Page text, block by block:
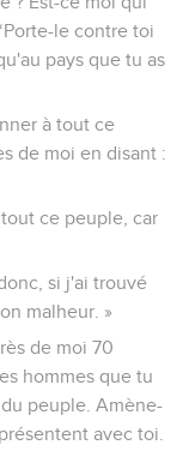
le contre toi
pays que tu as
à tout ce
de moi en disant :
ce peuple, car
si j'ai trouvé
malheur. »
de moi 70
hommes que tu
peuple. Amène-
avec toi.